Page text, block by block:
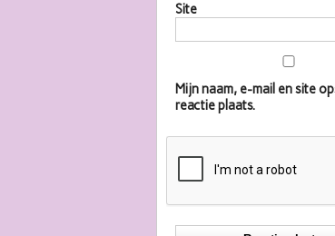
Site
Mijn naam, e-mail en site
reactie plaats.